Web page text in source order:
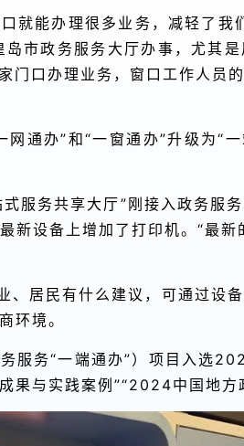
就能办理很多业务，减轻了我
市政务服务大厅办事，尤其
门口办理业务，窗口工作人员
通办”和“一窗通办”升级为“
服务共享大厅”刚接入政务服
设备上增加了打印机。“最
居民有什么建议，可通过设
环境。
服务“一端通办”）项目入选
与实践案例”“2024中国地方